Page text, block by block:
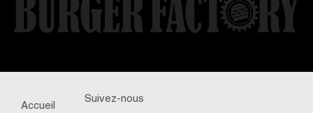
Accueil
Suivez-nous